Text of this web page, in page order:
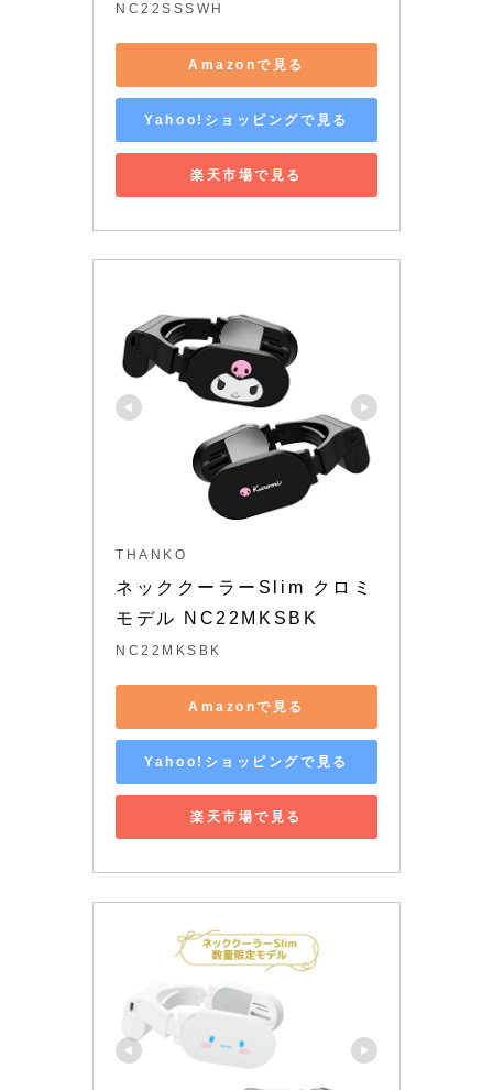
NC22SSSWH
Amazonで見る
Yahoo!ショッピングで見る
楽天市場で見る
THANKO
ネッククーラーSlim クロミ
モデル NC22MKSBK
NC22MKSBK
Amazonで見る
Yahoo!ショッピングで見る
楽天市場で見る